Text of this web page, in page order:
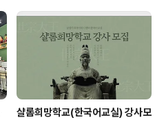
샬롬희망학교(한국어교실) 강사모